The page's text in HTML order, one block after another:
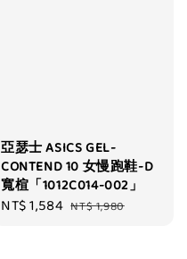
亞瑟士 ASICS GEL-
CONTEND 10 女慢跑鞋-D
寬楦「1012C014-002」
Sale
NT$ 1,584 Regular
NT$ 1,980